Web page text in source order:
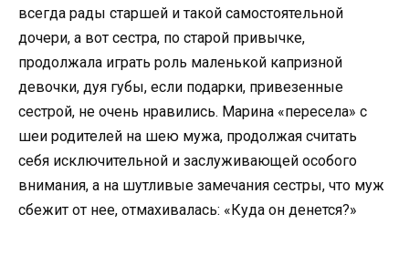
всегда рады старшей и такой самостоятельной
дочери, а вот сестра, по старой привычке,
продолжала играть роль маленькой капризной
девочки, дуя губы, если подарки, привезенные
сестрой, не очень нравились. Марина «пересела» с
шеи родителей на шею мужа, продолжая считать
себя исключительной и заслуживающей особого
внимания, а на шутливые замечания сестры, что муж
сбежит от нее, отмахивалась: «Куда он денется?»